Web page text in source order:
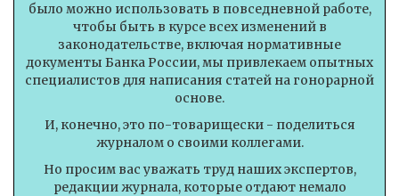
было можно использовать в повседневной работе,
чтобы быть в курсе всех изменений в
законодательстве, включая нормативные
документы Банка России, мы привлекаем опытных
специалистов для написания статей на гонорарной
основе.
И, конечно, это по-товарищески - поделиться
журналом о своими коллегами.
Но просим вас уважать труд наших экспертов,
редакции журнала, которые отдают немало